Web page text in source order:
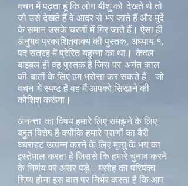
वचन में पढ़ता हूं कि लोग यीशु को देखते थे तो
जो उसे देखते हैं वे आदर से भर जाते हैं और मुर्दे
के समान उसके चरणों में गिर जाते हैं। ऐसा ही
अनुभव प्रकाशितवाक्य की पुस्तक, अध्याय १,
पद सत्रह में प्रेरित यहुन्ना का था। केवल
बाइबल ही वह पुस्तक है जिस पर अनंत काल
की बातों के लिए हम भरोसा कर सकते हैं। जो
वचन में स्पष्ट है वह मैं आपको सिखाने की
कोशिश करूंगा।
अनन्त्ता का विषय हमारे लिए समझने के लिए
बहुत विशेष है क्योंकि हमारे प्राणों का बैरी
घबराहट उत्पन्न करने के लिए मृत्यु के भय का
इस्तेमाल करता है जिससे कि हमारे चुनाव करने
के निर्णय पर असर पड़े। मसीह का परिपक्व
शिष्य होना इस बात पर निर्भर करता है कि आप